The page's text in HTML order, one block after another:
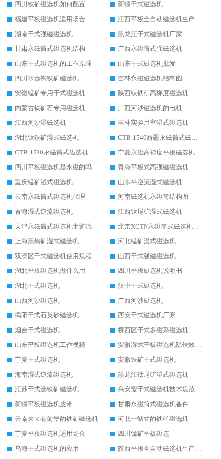
四川铁矿磁选机如何配置
新疆干式磁选机
福建平板磁选机适用场合
江西平板全自动磁选机生产厂家
湖南干式强磁磁选机
黑龙江干式磁选机厂家
甘肃永磁筒式磁选机结构
广西永磁筒式强磁选机
山东干式磁选机的工作原理
山东干式磁选机批发
四川水选褐铁矿磁选机
吉林永磁磁选机结构图
安徽锰矿专用干式磁选机
陕西钛铁矿高梯度磁选机
内蒙古铁矿石专用磁选机
广西河沙磁选机的电机
江西河沙湿磁选机
吉林实验用室湿式磁选机
湖北钛铁矿湿式磁选机
CTB-1540新疆永磁筒式磁选机
CTB-1530永磁筒式磁选机代理商
宁夏永磁高梯度平板磁选机
四川平板磁选机是永磁的吗
青海平板式高强磁磁选机
重庆锰矿湿式磁选机
山东半逆流湿式磁选机
云南永磁筒式磁选机代理
河南磁选机永磁筒结构图
青海湿式逆流磁选机
江西钛尾矿湿式磁选机
天津永磁筒式磁选机半逆流
北京XCTN永磁筒式磁选机磁块位置
上海黑钨矿湿式磁选机
河北锰矿湿式磁选机
双滦区干式磁选机使用规程
山西干式强磁磁选机
湖北平板磁选机做什么用
四川平板磁选机说明书
湖北干式磁选机
汉中干式磁选机
山西河沙磁选机
广西河沙磁选机
揭阳干式石英砂磁选机
西安干式磁选机厂家
烟台干式磁选机
桥西区干式多磁系磁选机
山东平板磁选机工作视频
安徽湿式平板磁选机除铁效果怎么样
宁夏干式磁选机
安徽铁矿干式磁选机
海南湿式逆流磁选机
黑龙江钛尾矿湿式磁选机
江苏干式选铁矿磁选机
兴安盟干式磁选机技术规范
新疆平板磁选机皮带
甘肃永磁筒式磁选机备件
云南未来有前景的铁矿磁选机
河北一站式的铁矿磁选机
宁夏平板磁选机适用场合
四川锰矿平板磁选
乌海干式磁选机的应用
陕西平板全自动磁选机生产厂家